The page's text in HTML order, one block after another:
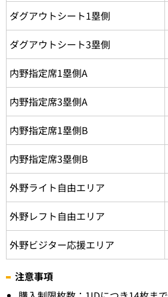
ダグアウトシート1塁側
ダグアウトシート3塁側
内野指定席1塁側A
内野指定席3塁側A
内野指定席1塁側B
内野指定席3塁側B
外野ライト自由エリア
外野レフト自由エリア
外野ビジター応援エリア
注意事項